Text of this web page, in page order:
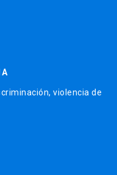
violencia de